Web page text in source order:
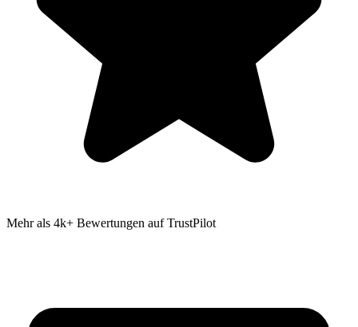
Mehr als 4k+ Bewertungen auf TrustPilot